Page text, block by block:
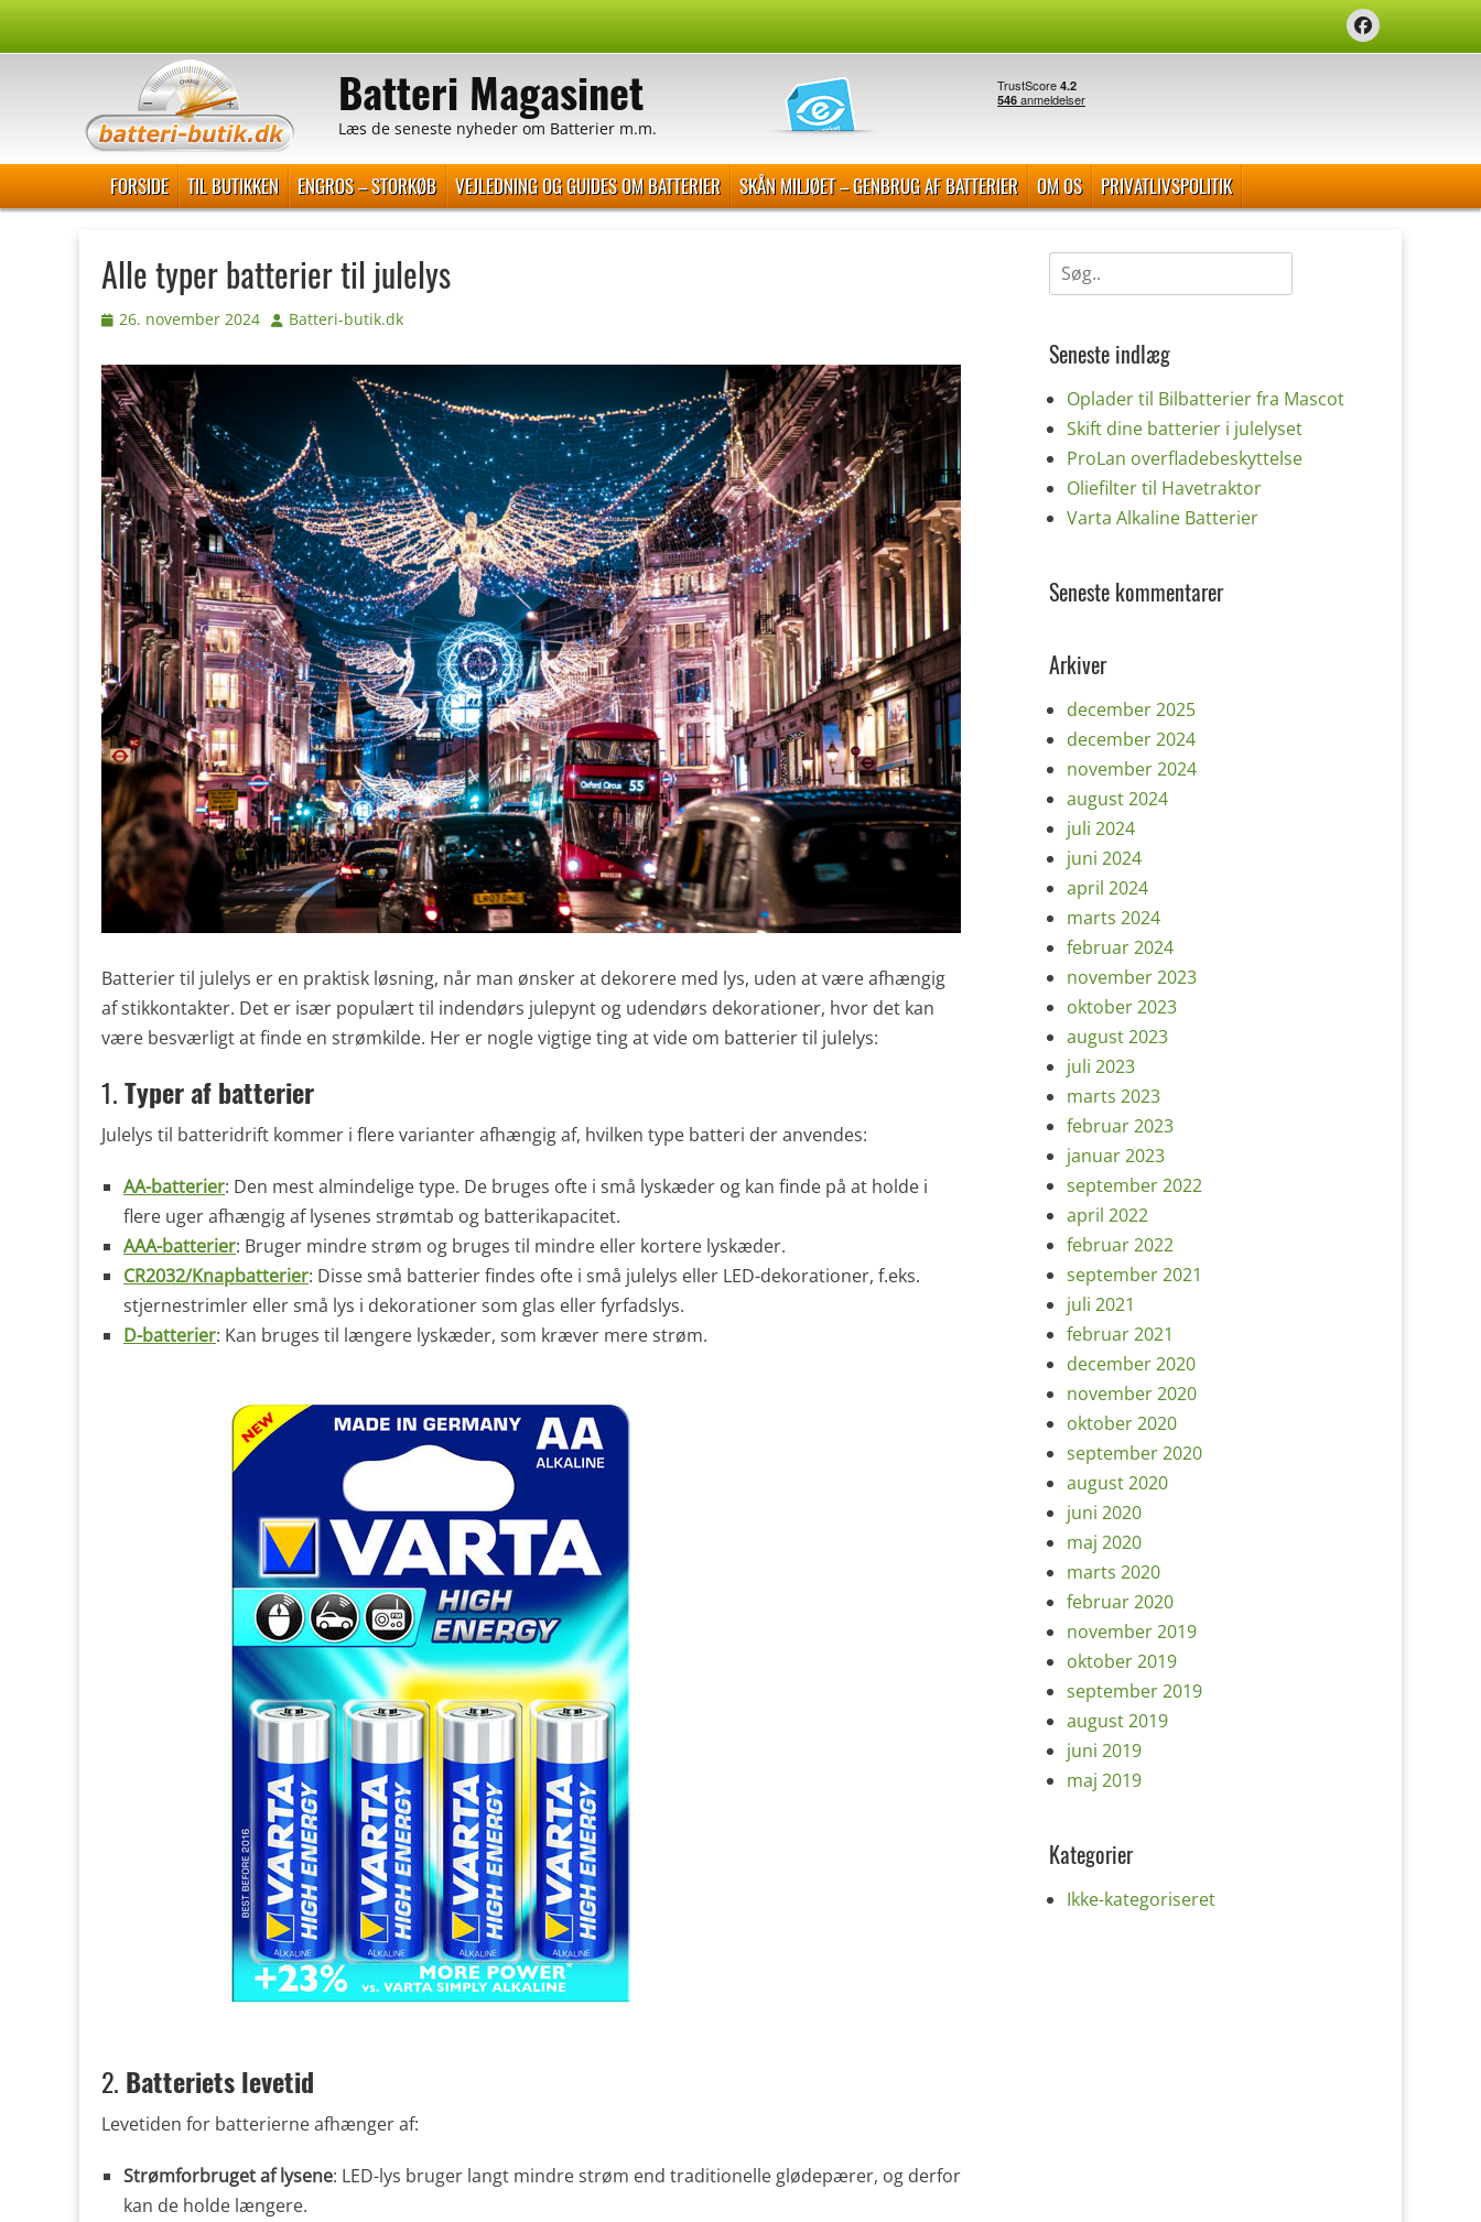
Facebook
Batteri Magasinet
Læs de seneste nyheder om Batterier m.m.
Primær Menu
FORSIDE TIL BUTIKKEN ENGROS – STORKØB VEJLEDNING OG GUIDES OM BATTERIER SKÅN MILJØET – GENBRUG AF BATTERIER OM OS PRIVATLIVSPOLITIK
Alle typer batterier til julelys
Udgivet
26. november 2024 Forfatter
Batteri-butik.dk
Batterier til julelys er en praktisk løsning, når man ønsker at dekorere med lys, uden at være afhængig
af stikkontakter. Det er især populært til indendørs julepynt og udendørs dekorationer, hvor det kan
være besværligt at finde en strømkilde. Her er nogle vigtige ting at vide om batterier til julelys:
1.Typer af batterier
Julelys til batteridrift kommer i flere varianter afhængig af, hvilken type batteri der anvendes:
AA-batterier: Den mest almindelige type. De bruges ofte i små lyskæder og kan finde på at holde i
flere uger afhængig af lysenes strømtab og batterikapacitet.
AAA-batterier: Bruger mindre strøm og bruges til mindre eller kortere lyskæder.
CR2032/Knapbatterier: Disse små batterier findes ofte i små julelys eller LED-dekorationer, f.eks.
stjernestrimler eller små lys i dekorationer som glas eller fyrfadslys.
D-batterier: Kan bruges til længere lyskæder, som kræver mere strøm.
2. Batteriets levetid
Levetiden for batterierne afhænger af:
Strømforbruget af lysene: LED-lys bruger langt mindre strøm end traditionelle glødepærer, og derfor
kan de holde længere.
Søg
efter:
Seneste indlæg
Oplader til Bilbatterier fra Mascot
Skift dine batterier i julelyset
ProLan overfladebeskyttelse
Oliefilter til Havetraktor
Varta Alkaline Batterier
Seneste kommentarer
Arkiver
december 2025
december 2024
november 2024
august 2024
juli 2024
juni 2024
april 2024
marts 2024
februar 2024
november 2023
oktober 2023
august 2023
juli 2023
marts 2023
februar 2023
januar 2023
september 2022
april 2022
februar 2022
september 2021
juli 2021
februar 2021
december 2020
november 2020
oktober 2020
september 2020
august 2020
juni 2020
maj 2020
marts 2020
februar 2020
november 2019
oktober 2019
september 2019
august 2019
juni 2019
maj 2019
Kategorier
Ikke-kategoriseret